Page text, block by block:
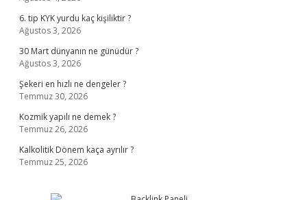
6. tip KYK yurdu kaç kişiliktir ?
Ağustos 3, 2026
30 Mart dünyanın ne günüdür ?
Ağustos 3, 2026
Şekeri en hızlı ne dengeler ?
Temmuz 30, 2026
Kozmik yapılı ne demek ?
Temmuz 26, 2026
Kalkolitik Dönem kaça ayrılır ?
Temmuz 25, 2026